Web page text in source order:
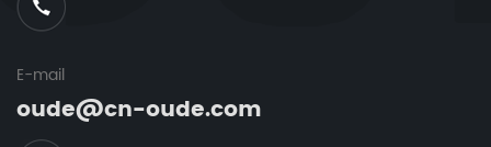
E-mail
oude@cn-oude.com